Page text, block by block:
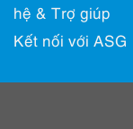
hệ & Trợ giúp
Kết nối với ASG